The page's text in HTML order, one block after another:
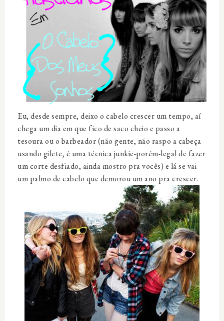
Eu, desde sempre, deixo o cabelo crescer um tempo, aí
chega um dia em que fico de saco cheio e passo a
tesoura ou o barbeador (não gente, não raspo a cabeça
usando gilete, é uma técnica junkie-porém-legal de fazer
um corte desfiado, ainda mostro pra vocês) e lá se vai
um palmo de cabelo que demorou um ano pra crescer.